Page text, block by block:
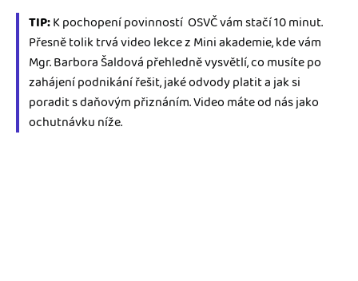
TIP:K pochopení povinností OSVČ vám stačí 10 minut.
Přesně tolik trvá video lekce z Mini akademie, kde vám
Mgr. Barbora Šaldová přehledně vysvětlí, co musíte po
zahájení podnikání řešit, jaké odvody platit a jak si
poradit s daňovým přiznáním. Video máte od nás jako
ochutnávku níže.